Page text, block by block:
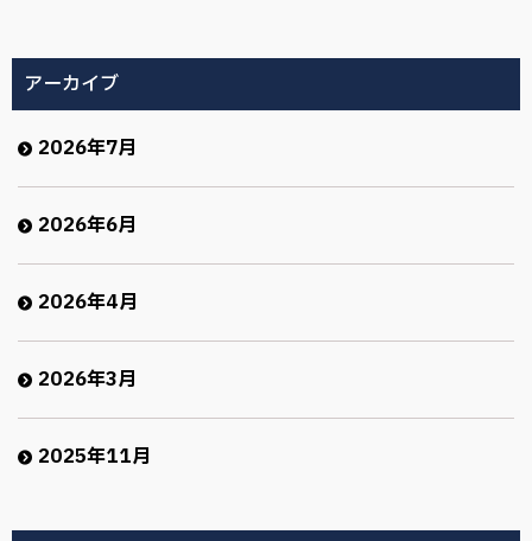
アーカイブ
2026年7月
2026年6月
2026年4月
2026年3月
2025年11月